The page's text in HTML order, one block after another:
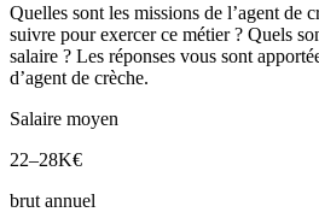
Quelles sont les missions de l’agent de
suivre pour exercer ce métier ? Quels
salaire ? Les réponses vous sont
d’agent de crèche.
Salaire moyen
22–28K€
brut annuel